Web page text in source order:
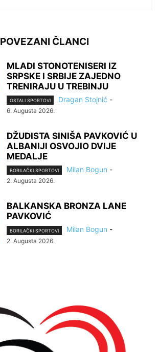
POVEZANI ČLANCI
MLADI STONOTENISERI IZ
SRPSKE I SRBIJE ZAJEDNO
TRENIRAJU U TREBINJU
OSTALI SPORTOVI Dragan Stojnić -
6. Augusta 2026.
DŽUDISTA SINIŠA PAVKOVIĆ U
ALBANIJI OSVOJIO DVIJE
MEDALJE
BORILAČKI SPORTOVI Milan Bogun -
2. Augusta 2026.
BALKANSKA BRONZA LANE
PAVKOVIĆ
BORILAČKI SPORTOVI Milan Bogun -
2. Augusta 2026.